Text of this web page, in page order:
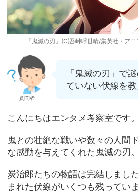
『鬼滅の刃』(C)吾峠呼世晴/集英社・ア
質問者
「鬼滅の刃」で
ていない伏線を教
こんにちはエンタメ考察室です。
鬼との壮絶な戦いや数々の人間
な感動を与えてくれた鬼滅の刃。
炭治郎たちの物語は完結しまし
まれた伏線がいくつも残っていま